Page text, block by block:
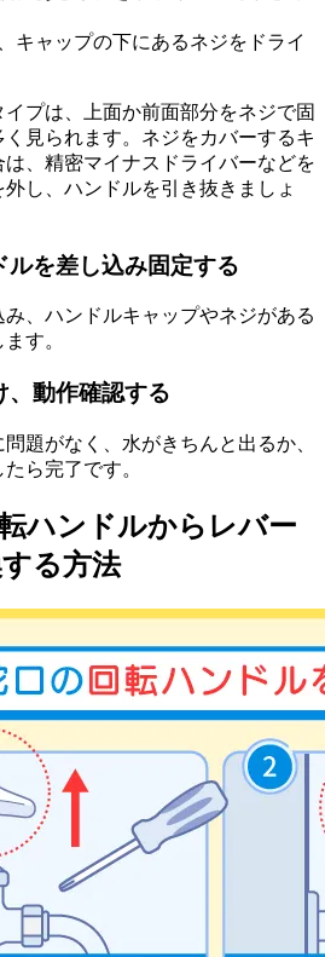
キャップの下にあるネジをドライ
プは、上面か前面部分をネジで固
見られます。ネジをカバーするキ
、精密マイナスドライバーなどを
し、ハンドルを引き抜きましょ
ルを差し込み固定する
、ハンドルキャップやネジがある
す。
、動作確認する
題がなく、水がきちんと出るか、
ら完了です。
ハンドルからレバー
る方法